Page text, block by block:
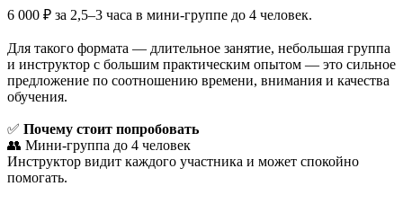
6 000 ₽ за 2,5–3 часа в мини-группе до 4 человек.
Для такого формата — длительное занятие, небольшая группа
и инструктор с большим практическим опытом — это сильное
предложение по соотношению времени, внимания и качества
обучения.
✅ Почему стоит попробовать
👥 Мини-группа до 4 человек
Инструктор видит каждого участника и может спокойно
помогать.